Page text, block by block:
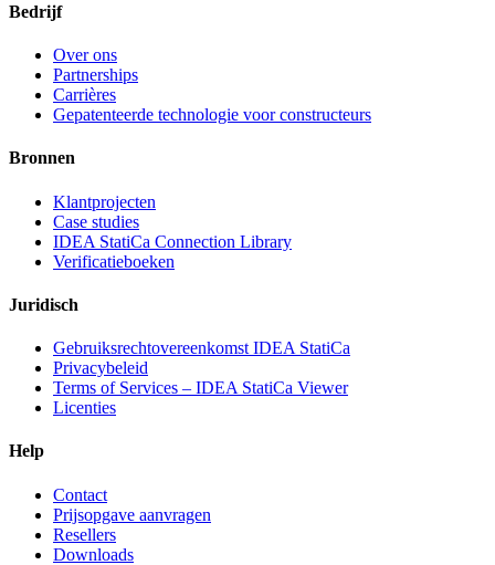
Bedrijf
Over ons
Partnerships
Carrières
Gepatenteerde technologie voor constructeurs
Bronnen
Klantprojecten
Case studies
IDEA StatiCa Connection Library
Verificatieboeken
Juridisch
Gebruiksrechtovereenkomst IDEA StatiCa
Privacybeleid
Terms of Services – IDEA StatiCa Viewer
Licenties
Help
Contact
Prijsopgave aanvragen
Resellers
Downloads